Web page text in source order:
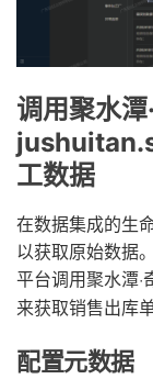
调用聚水潭
工数据
在数据集成的生
以获取原始数据
平台调用聚水潭·
来获取销售出库
配置元数据